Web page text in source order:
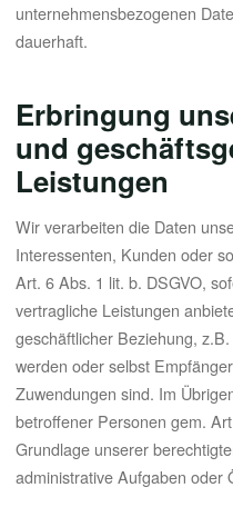
unternehmensbezogenen
dauerhaft.
Erbringung
und
Leistungen
Wir verarbeiten die Daten
Interessenten, Kunden oder
Art. 6 Abs. 1 lit. b. DSGVO,
vertragliche Leistungen
geschäftlicher Beziehung,
werden oder selbst
Zuwendungen sind. Im
betroffener Personen gem.
Grundlage unserer
administrative Aufgaben oder